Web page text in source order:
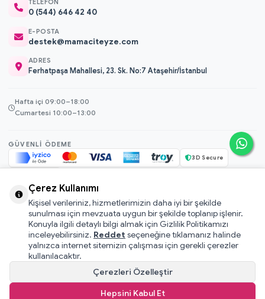
0 (544) 646 42 40
E-POSTA
destek@mamaciteyze.com
ADRES
Ferhatpaşa Mahallesi, 23. Sk. No:7 Ataşehir/İstanbul
Hafta içi 09:00–18:00
Cumartesi 10:00–13:00
GÜVENLI ÖDEME
3D Secure
© 2026 Mamacı Teyze · Nurşen ve ekibi ile birlikte ile hazırlandı.
Mesafeli Satış Sözleşmesi
Pati Puan Kazanma Koşulları
Gizlilik ve Çerez Politikası
KVKK Aydınlatma Metni
Kullanıcı Sözleşmesi
Çerez Kullanımı
Kişisel verileriniz, hizmetlerimizin daha iyi bir şekilde
sunulması için mevzuata uygun bir şekilde toplanıp işlenir.
Konuyla ilgili detaylı bilgi almak için Gizlilik Politikamızı
inceleyebilirsiniz. Reddet seçeneğine tıklamanız halinde
yalnızca internet sitemizin çalışması için gerekli çerezler
kullanılacaktır.
Çerezleri Özelleştir
Hepsini Kabul Et